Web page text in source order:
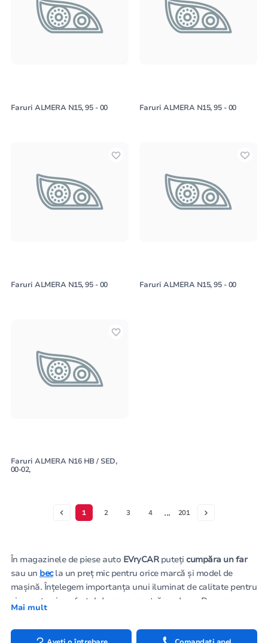
Faruri ALMERA N15, 95 - 00 Faruri ALMERA N15, 95 - 00
Faruri ALMERA N15, 95 - 00 Faruri ALMERA N15, 95 - 00
Faruri ALMERA N16 HB / SED,
00-02,
1 2 3 4 ... 201
În magazinele de piese auto EVryCARputeți cumpăra un far
sau un becla un preț mic pentru orice marcă și model de
mașină. Înțelegem importanța unui iluminat de calitate pentru
siguranța și confortul dumneavoastră pe drum. De aceea,
toate produsele noastre sunt livrate direct de la producători
de top precumTYC, DEPO, AYFAR, MARSși sunt certificate în
Mai mult